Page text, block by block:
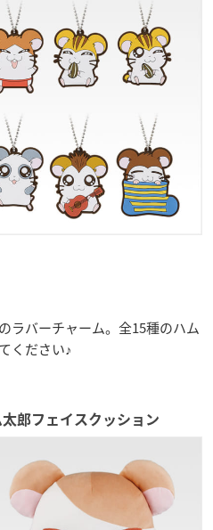
ラバーチャーム。全15種のハム
ください♪
郎フェイスクッション